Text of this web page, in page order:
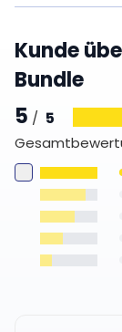
Kunde
Bundle
5 / 5